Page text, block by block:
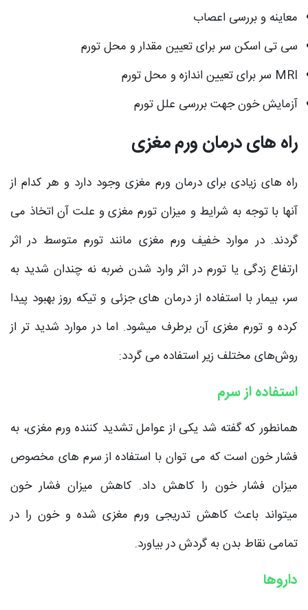
معاینه و بررسی اعصاب
سی تی اسکن سر برای تعیین مقدار و محل تورم
MRI سر برای تعیین اندازه و محل تورم
آزمایش خون جهت بررسی علل تورم
راه های درمان ورم مغزی
راه های زیادی برای درمان ورم مغزی وجود دارد و هر کدام از
آنها با توجه به شرایط و میزان تورم مغزی و علت آن اتخاذ می
گردند. در موارد خفیف ورم مغزی مانند تورم متوسط در اثر
ارتفاع زدگی یا تورم در اثر وارد شدن ضربه نه چندان شدید به
سر، بیمار با استفاده از درمان های جزئی و تیکه روز بهبود پیدا
کرده و تورم مغزی آن برطرف میشود. اما در موارد شدید تر از
روش‌های مختلف زیر استفاده می گردد:
استفاده از سرم
همانطور که گفته شد یکی از عوامل تشدید کننده ورم مغزی، به
فشار خون است که می توان با استفاده از سرم های مخصوص
میزان فشار خون را کاهش داد. کاهش میزان فشار خون
میتواند باعث کاهش تدریجی ورم مغزی شده و خون را در
تمامی نقاط بدن به گردش در بیاورد.
داروها